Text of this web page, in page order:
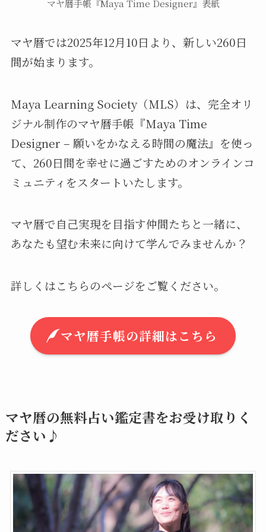
マヤ暦手帳『Maya Time Designer』表紙
マヤ暦では2025年12月10日より、新しい260日
Maya Learning Society（MLS）は、完全オリ
ミュニティをスタートいたします。
あなたも望む未来に向けて学んでみませんか？
詳しくはこちらのページをご覧ください。